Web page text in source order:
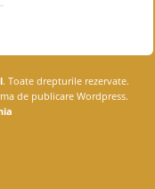
. Toate drepturile rezervate.
de publicare Wordpress.